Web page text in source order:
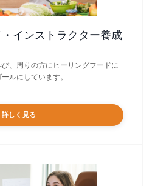
インストラクター養成
、周りの方にヒーリングフードに
ルにしています。
詳しく見る